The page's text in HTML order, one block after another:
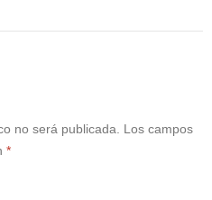
no será publicada.
Los campos
*